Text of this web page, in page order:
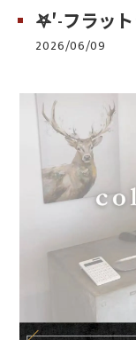
𖤐′-フラッ
2026/06/09